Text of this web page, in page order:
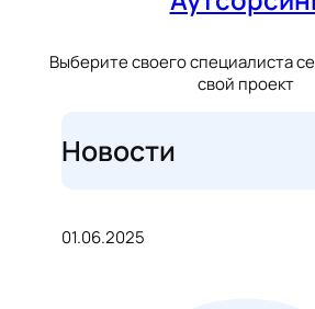
Выберите своего специалиста
свой проект
Новости
01.06.2025